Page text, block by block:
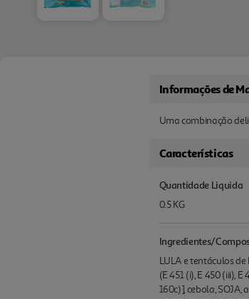
Informações de
Uma combinação
Características
Quantidade Liquida
0.5 KG
Ingredientes/
LULA e tentáculos
(E 451 (i), E 450 (iii),
160c)], cebola,